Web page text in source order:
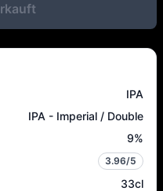
IPA
IPA - Imperial / Double
9%
3.96/5
33cl